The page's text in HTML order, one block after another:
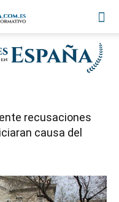
recusaciones
causa del